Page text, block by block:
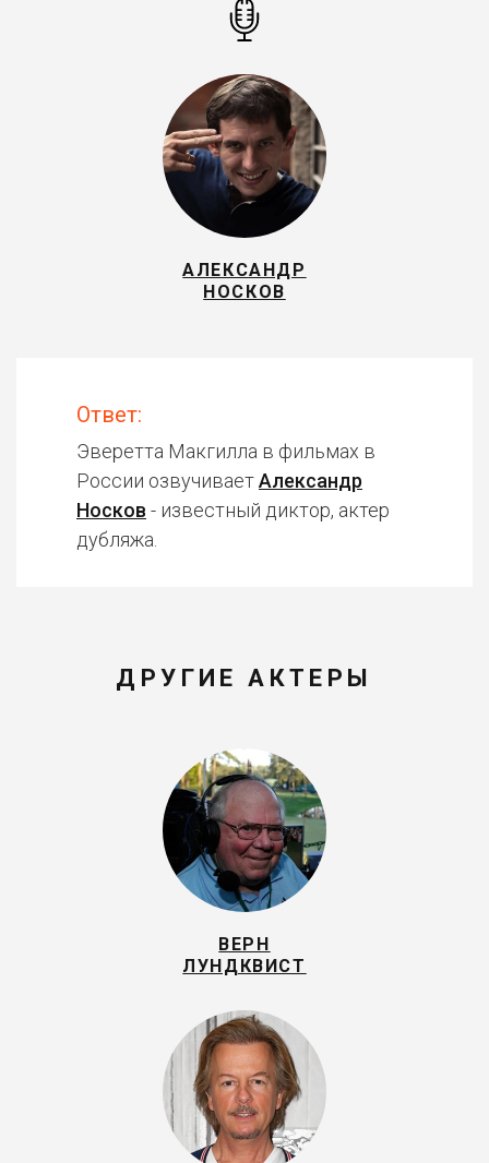
АЛЕКСАНДР
НОСКОВ
Ответ:
Эверетта Макгилла в фильмах в
России озвучиваетАлександр
Носков - известный диктор, актер
дубляжа.
ДРУГИЕ АКТЕРЫ
ВЕРН
ЛУНДКВИСТ